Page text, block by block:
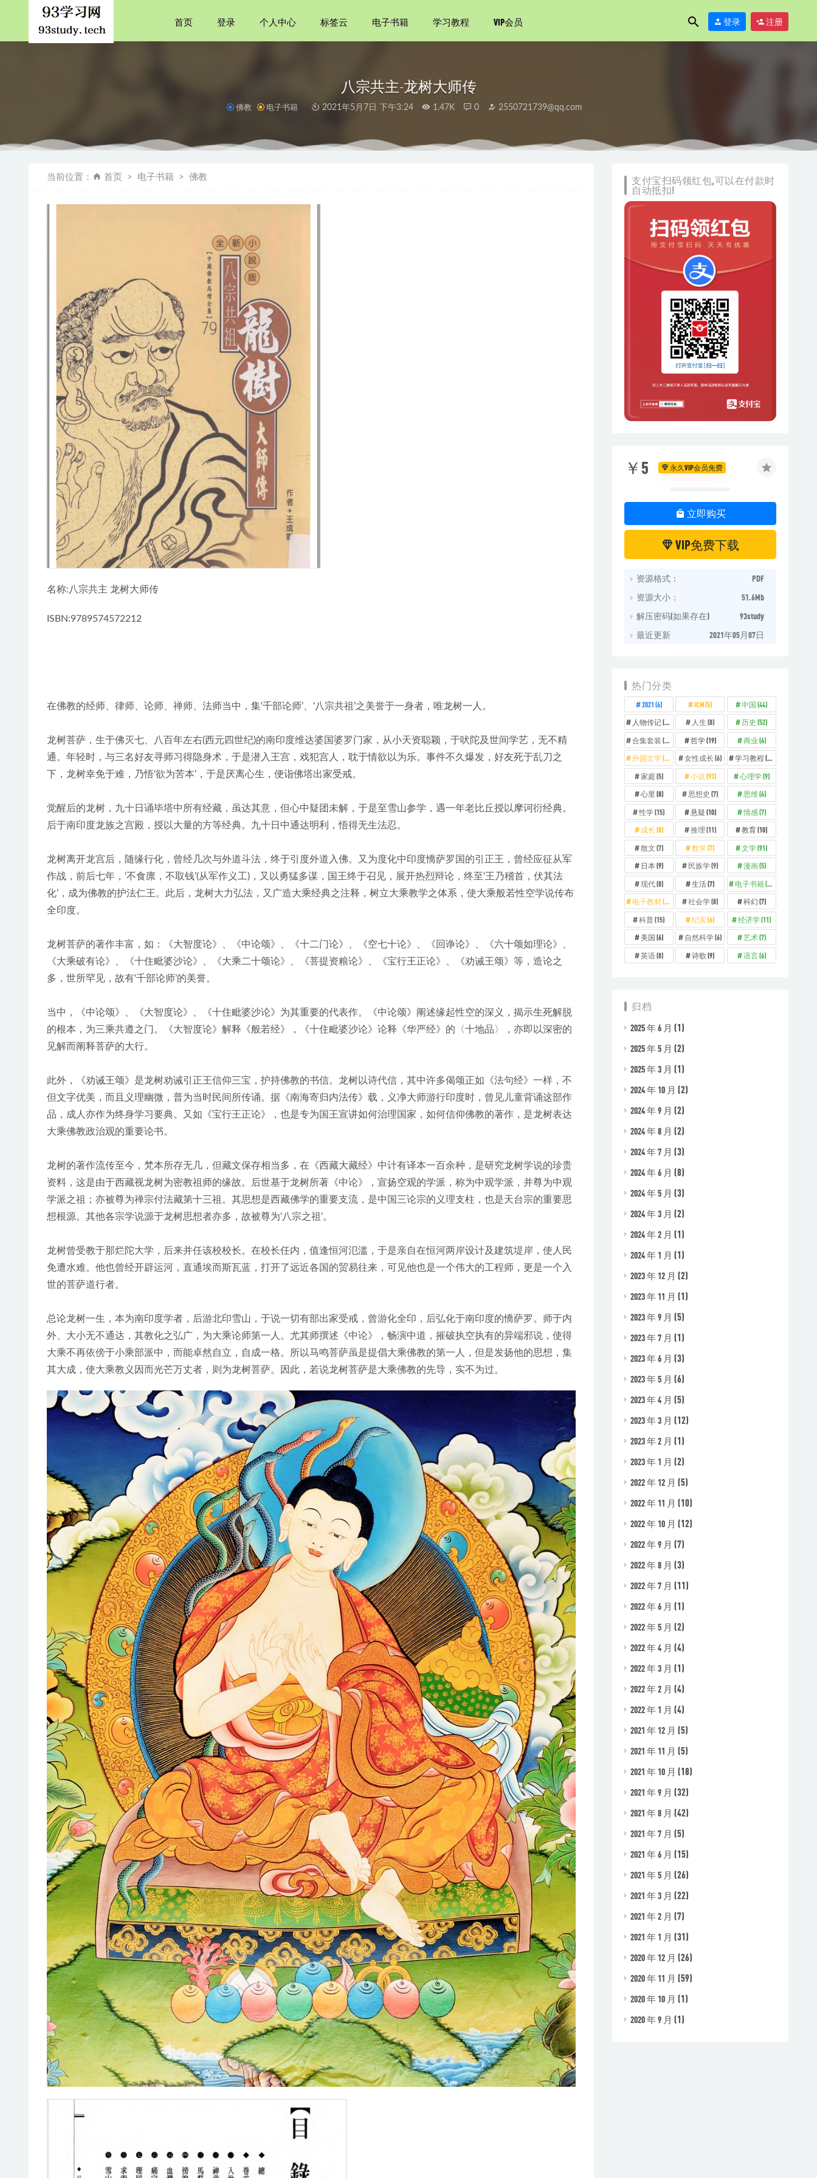
首页 登录 个人中心 标签云 电子书籍 学习教程 VIP会员 登录 注册
八宗共主-龙树大师传
佛教 电子书籍 2021年5月7日 下午3:24 1.47K 0 2550721739@qq.com
当前位置： 首页 电子书籍 佛教
名称:八宗共主 龙树大师传
ISBN:9789574572212
在佛教的经师、律师、论师、禅师、法师当中，集‘千部论师’、‘八宗共祖’之美誉于一身者，唯龙树一人。
龙树菩萨，生于佛灭七、八百年左右(西元四世纪)的南印度维达婆国婆罗门家，从小天资聪颖，于吠陀及世间学艺，无不精
通。年轻时，与三名好友寻师习得隐身术，于是潜入王宫，戏犯宫人，耽于情欲以为乐。事件不久爆发，好友死于乱刀之
下，龙树幸免于难，乃悟‘欲为苦本’，于是厌离心生，便诣佛塔出家受戒。
觉醒后的龙树，九十日诵毕塔中所有经藏，虽达其意，但心中疑团未解，于是至雪山参学，遇一年老比丘授以摩诃衍经典。
后于南印度龙族之宫殿，授以大量的方等经典。九十日中通达明利，悟得无生法忍。
龙树离开龙宫后，随缘行化，曾经几次与外道斗法，终于引度外道入佛。又为度化中印度憍萨罗国的引正王，曾经应征从军
作战，前后七年，‘不食廪，不取钱’(从军作义工)，又以勇猛多谋，国王终于召见，展开热烈辩论，终至‘王乃稽首，伏其法
化’，成为佛教的护法仁王。此后，龙树大力弘法，又广造大乘经典之注释，树立大乘教学之体系，使大乘般若性空学说传布
全印度。
龙树菩萨的著作丰富，如：《大智度论》、《中论颂》、《十二门论》、《空七十论》、《回诤论》、《六十颂如理论》、
《大乘破有论》、《十住毗婆沙论》、《大乘二十颂论》、《菩提资粮论》、《宝行王正论》、《劝诫王颂》等，造论之
多，世所罕见，故有‘千部论师’的美誉。
当中，《中论颂》、《大智度论》、《十住毗婆沙论》为其重要的代表作。《中论颂》阐述缘起性空的深义，揭示生死解脱
的根本，为三乘共遵之门。《大智度论》解释《般若经》，《十住毗婆沙论》论释《华严经》的〈十地品〉，亦即以深密的
见解而阐释菩萨的大行。
此外，《劝诫王颂》是龙树劝诫引正王信仰三宝，护持佛教的书信。龙树以诗代信，其中许多偈颂正如《法句经》一样，不
但文字优美，而且义理幽微，普为当时民间所传诵。据《南海寄归内法传》载，义净大师游行印度时，曾见儿童背诵这部作
品，成人亦作为终身学习要典。又如《宝行王正论》，也是专为国王宣讲如何治理国家，如何信仰佛教的著作，是龙树表达
大乘佛教政治观的重要论书。
龙树的著作流传至今，梵本所存无几，但藏文保存相当多，在《西藏大藏经》中计有译本一百余种，是研究龙树学说的珍贵
资料，这是由于西藏视龙树为密教祖师的缘故。后世基于龙树所著《中论》，宣扬空观的学派，称为中观学派，并尊为中观
学派之祖；亦被尊为禅宗付法藏第十三祖。其思想是西藏佛学的重要支流，是中国三论宗的义理支柱，也是天台宗的重要思
想根源。其他各宗学说源于龙树思想者亦多，故被尊为‘八宗之祖’。
龙树曾受教于那烂陀大学，后来并任该校校长。在校长任内，值逢恒河氾滥，于是亲自在恒河两岸设计及建筑堤岸，使人民
免遭水难。他也曾经开辟运河，直通埃而斯瓦蓝，打开了远近各国的贸易往来，可见他也是一个伟大的工程师，更是一个入
世的菩萨道行者。
总论龙树一生，本为南印度学者，后游北印雪山，于说一切有部出家受戒，曾游化全印，后弘化于南印度的憍萨罗。师于内
外、大小无不通达，其教化之弘广，为大乘论师第一人。尤其师撰述《中论》，畅演中道，摧破执空执有的异端邪说，使得
大乘不再依傍于小乘部派中，而能卓然自立，自成一格。所以马鸣菩萨虽是提倡大乘佛教的第一人，但是发扬他的思想，集
其大成，使大乘教义因而光芒万丈者，则为龙树菩萨。因此，若说龙树菩萨是大乘佛教的先导，实不为过。
支付宝扫码领红包,可以在付款时
自动抵扣!
￥5 永久VIP会员免费
立即购买
VIP免费下载
资源格式：
PDF
资源大小：
51.6Mb
解压密码(如果存在)
93study
最近更新
2021年05月07日
热门分类
2021 (6) ICM(5) 中国 (44)
人物传记(14) 人生 (8) 历史 (52)
合集套装 (11) 哲学(19) 商业 (6)
外国文学(26) 女性成长 (6) 学习教程 (12)
家庭 (5) 小说(93) 心理学(9)
心里 (8) 思想史 (7) 思维(6)
性学(15) 悬疑 (10) 情感(7)
成长 (8) 推理 (11) 教育(10)
散文 (7) 数学(7) 文学(91)
日本(9) 民族学(9) 漫画(5)
现代(8) 生活(7) 电子书籍(329)
电子教材(73) 社会学(8) 科幻 (7)
科普(15) 纪实(6) 经济学(11)
美国 (6) 自然科学(6) 艺术(7)
英语(8) 诗歌 (9) 语言(6)
归档
2025 年 6 月 (1)
2025 年 5 月 (2)
2025 年 3 月 (1)
2024 年 10 月 (2)
2024 年 9 月 (2)
2024 年 8 月 (2)
2024 年 7 月 (3)
2024 年 6 月 (8)
2024 年 5 月 (3)
2024 年 3 月 (2)
2024 年 2 月 (1)
2024 年 1 月 (1)
2023 年 12 月 (2)
2023 年 11 月 (1)
2023 年 9 月 (5)
2023 年 7 月 (1)
2023 年 6 月 (3)
2023 年 5 月 (6)
2023 年 4 月 (5)
2023 年 3 月 (12)
2023 年 2 月 (1)
2023 年 1 月 (2)
2022 年 12 月 (5)
2022 年 11 月 (10)
2022 年 10 月 (12)
2022 年 9 月 (7)
2022 年 8 月 (3)
2022 年 7 月 (11)
2022 年 6 月 (1)
2022 年 5 月 (2)
2022 年 4 月 (4)
2022 年 3 月 (1)
2022 年 2 月 (4)
2022 年 1 月 (4)
2021 年 12 月 (5)
2021 年 11 月 (5)
2021 年 10 月 (18)
2021 年 9 月 (32)
2021 年 8 月 (42)
2021 年 7 月 (5)
2021 年 6 月 (15)
2021 年 5 月 (26)
2021 年 3 月 (22)
2021 年 2 月 (7)
2021 年 1 月 (31)
2020 年 12 月 (26)
2020 年 11 月 (59)
2020 年 10 月 (1)
2020 年 9 月 (1)
一个女人 2022-10-07